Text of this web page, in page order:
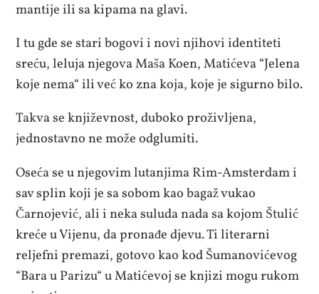
mantije ili sa kipama na glavi.
I tu gde se stari bogovi i novi njihovi identiteti
sreću, leluja njegova Maša Koen, Matićeva “Jelena
koje nema“ ili već ko zna koja, koje je sigurno bilo.
Takva se književnost, duboko proživljena,
jednostavno ne može odglumiti.
Oseća se u njegovim lutanjima Rim-Amsterdam i
sav splin koji je sa sobom kao bagaž vukao
Čarnojević, ali i neka suluda nada sa kojom Štulić
kreće u Vijenu, da pronađe djevu. Ti literarni
reljefni premazi, gotovo kao kod Šumanovićevog
“Bara u Parizu“ u Matićevoj se knjizi mogu rukom